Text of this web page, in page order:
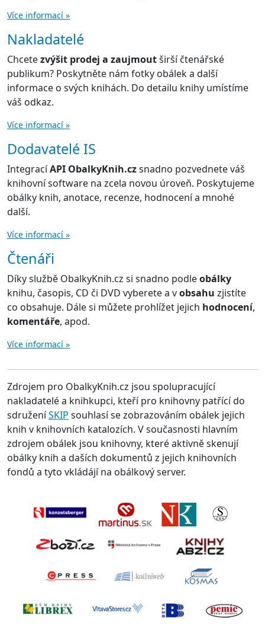
Více informací »
Nakladatelé
Chcetezvýšit prodej a zaujmoutširší čtenářské
publikum? Poskytněte nám fotky obálek a další
informace o svých knihách. Do detailu knihy umístíme
váš odkaz.
Více informací »
Dodavatelé IS
IntegracíAPI ObalkyKnih.czsnadno pozvednete váš
knihovní software na zcela novou úroveň. Poskytujeme
obálky knih, anotace, recenze, hodnocení a mnohé
další.
Více informací »
Čtenáři
Díky službě ObalkyKnih.cz si snadno podleobálky
knihu, časopis, CD či DVD vyberete a vobsahu zjistíte
co obsahuje. Dále si můžete prohlížet jejich hodnocení,
komentáře, apod.
Více informací »
Zdrojem pro ObalkyKnih.cz jsou spolupracující
nakladatelé a knihkupci, kteří pro knihovny patřící do
sdruženíSKIP souhlasí se zobrazováním obálek jejich
knih v knihovních katalozích. V současnosti hlavním
zdrojem obálek jsou knihovny, které aktivně skenují
obálky knih a daších dokumentů z jejich knihovních
fondů a tyto vkládájí na obálkový server.